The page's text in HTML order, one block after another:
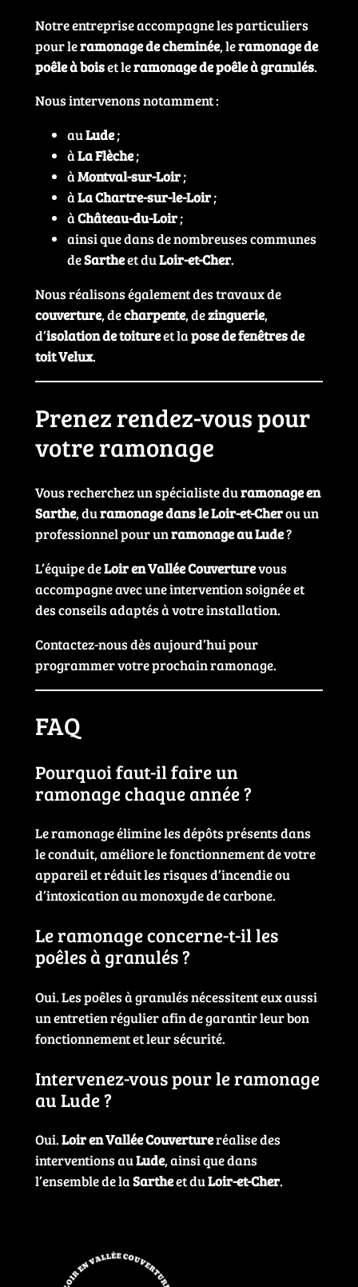
Notre entreprise accompagne les particuliers
pour leramonage de cheminée, leramonage de
poêle à boiset leramonage de poêle à granulés.
Nous intervenons notamment :
auLude;
àLa Flèche;
àMontval-sur-Loir;
àLa Chartre-sur-le-Loir;
àChâteau-du-Loir;
ainsi que dans de nombreuses communes
deSartheet duLoir-et-Cher.
Nous réalisons également des travaux de
couverture, decharpente, dezinguerie,
d’isolation de toitureet lapose de fenêtres de
toit Velux.
Prenez rendez-vous pour
votre ramonage
Vous recherchez un spécialiste duramonage en
Sarthe, duramonage dans le Loir-et-Cherou un
professionnel pour unramonage au Lude?
L’équipe deLoir en Vallée Couverturevous
accompagne avec une intervention soignée et
des conseils adaptés à votre installation.
Contactez-nous dès aujourd’hui pour
programmer votre prochain ramonage.
FAQ
Pourquoi faut-il faire un
ramonage chaque année ?
Le ramonage élimine les dépôts présents dans
le conduit, améliore le fonctionnement de votre
appareil et réduit les risques d’incendie ou
d’intoxication au monoxyde de carbone.
Le ramonage concerne-t-il les
poêles à granulés ?
Oui. Les poêles à granulés nécessitent eux aussi
un entretien régulier afin de garantir leur bon
fonctionnement et leur sécurité.
Intervenez-vous pour le ramonage
au Lude ?
Oui.Loir en Vallée Couvertureréalise des
interventions auLude, ainsi que dans
l’ensemble de laSartheet duLoir-et-Cher.